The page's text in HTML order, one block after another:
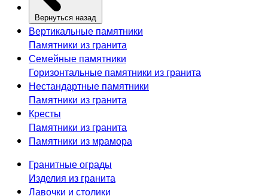
Вернуться назад
Вертикальные памятники
Памятники из гранита
Семейные памятники
Горизонтальные памятники из гранита
Нестандартные памятники
Памятники из гранита
Кресты
Памятники из гранита
Памятники из мрамора
Гранитные ограды
Изделия из гранита
Лавочки и столики